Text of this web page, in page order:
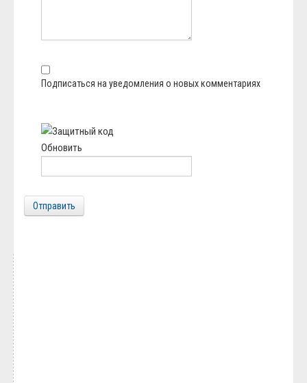
Подписаться на уведомления о новых комментариях
Обновить
Отправить